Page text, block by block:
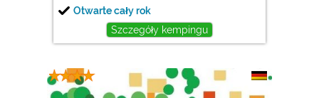
Otwarte cały rok
Szczegóły kempingu